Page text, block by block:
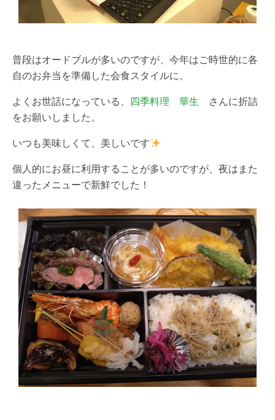
普段はオードブルが多いのですが、今年はご時世的に各
自のお弁当を準備した会食スタイルに。
よくお世話になっている、 四季料理 華生 さんに折詰
をお願いしました。
いつも美味しくて、美しいです
個人的にお昼に利用することが多いのですが、夜はまた
違ったメニューで新鮮でした！